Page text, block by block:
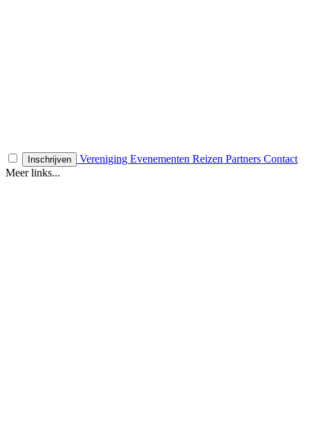
Inschrijven Vereniging Evenementen Reizen Partners Contact
Meer links...